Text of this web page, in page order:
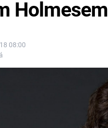
08:00
Holmesem